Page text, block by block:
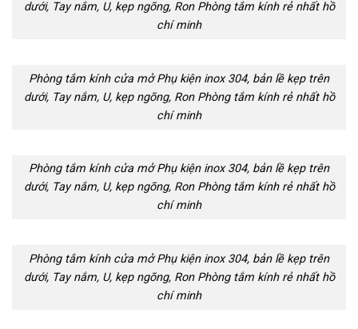
dưới, Tay nắm, U, kẹp ngõng, Ron Phòng tắm kính rẻ nhất hồ
chí minh
Phòng tắm kính cửa mở Phụ kiện inox 304, bản lề kẹp trên
dưới, Tay nắm, U, kẹp ngõng, Ron Phòng tắm kính rẻ nhất hồ
chí minh
Phòng tắm kính cửa mở Phụ kiện inox 304, bản lề kẹp trên
dưới, Tay nắm, U, kẹp ngõng, Ron Phòng tắm kính rẻ nhất hồ
chí minh
Phòng tắm kính cửa mở Phụ kiện inox 304, bản lề kẹp trên
dưới, Tay nắm, U, kẹp ngõng, Ron Phòng tắm kính rẻ nhất hồ
chí minh